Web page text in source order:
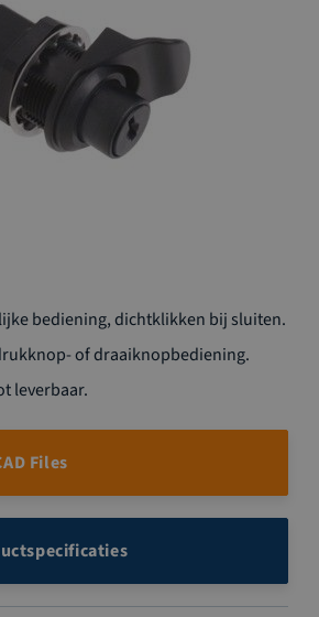
bediening, dichtklikken bij sluiten.
of draaiknopbediening.
leverbaar.
Files